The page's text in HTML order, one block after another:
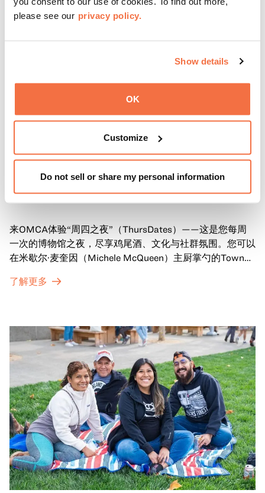
please see our privacy policy.
Show details
OK
Customize
Do not sell or share my personal information
OMCA的周四活动
来OMCA体验“周四之夜”（ThursDates）——这是您每周
一次的博物馆之夜，尽享鸡尾酒、文化与社群氛围。您可以
在米歇尔·麦奎因（Michele McQueen）主厨掌勺的Town
探索那些在夜幕下焕发活力的展厅，那里将呈现快闪表演、
了解更多